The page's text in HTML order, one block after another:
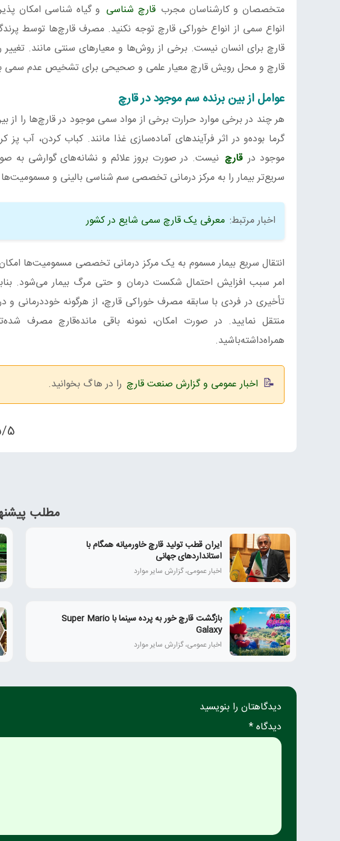
متخصصان و کارشناسان مجرب قارچ شناسی و گیاه شناسی امکان
انواع سمی از انواع خوراکی قارچ توجه نکنید. مصرف قارچ‌ها توسط
قارچ برای انسان نیست. برخی از روش‌ها و معیارهای سنتی مانند.
قارچ و محل رویش قارچ معیار علمی و صحیحی برای تشخیص عدم سمی
عوامل از بین برنده سم موجود در قارچ
هر چند در برخی موارد حرارت برخی از مواد سمی موجود در قارچ‌ها را از
گرما بوده‌و در اثر فرآیندهای آماده‌سازی غذا مانند. کباب کردن، آب
موجود در قارچ
سریع‌تر بیمار را به مرکز درمانی تخصصی سم شناسی بالینی و مسمومیت‌ها
اخبار مرتبط: معرفی یک قارچ سمی شایع در کشور
انتقال سریع بیمار مسموم به یک مرکز درمانی تخصصی مسمومیت‌ها
امر سبب افزایش احتمال شکست درمان و حتی مرگ بیمار می‌شود.
تأخیری در فردی با سابقه مصرف خوراکی قارچ، از هرگونه خوددرمانی و
منتقل نمایید. در صورت امکان، نمونه باقی مانده‌قارچ مصرف
همراه‌داشته‌باشید.
اخبار عمومی و گزارش صنعت قارچ را در هاگ بخوانید.
5/5 - (2
مطلب
ایران قطب تولید قارچ خاورمیانه همگام با
استانداردهای جهانی
اخبار عمومی، گزارش سایر موارد
بازگشت قارچ خور به پرده سینما با Super Mario
Galaxy
اخبار عمومی، گزارش سایر موارد
دیدگاهتان را بنویسید
دیدگاه *